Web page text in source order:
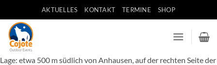
Inhalt
springen
AKTUELLES KONTAKT TERMINE SHOP
Lage: etwa 500 m südlich von Anhausen, auf der rechten Seite der